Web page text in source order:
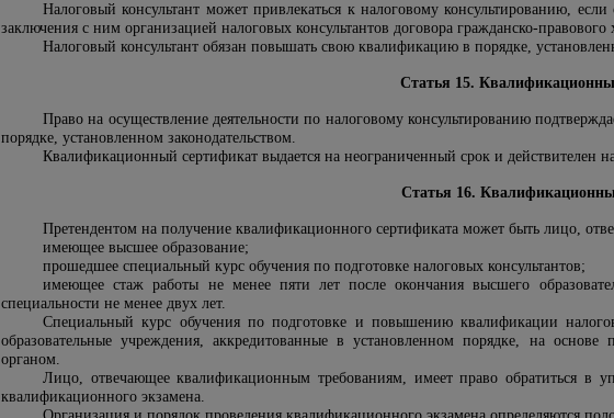
Налоговый консультант может привлекаться к налоговому консультированию,
заключения с ним организацией налоговых консультантов договора гражданско-правового
Налоговый консультант обязан повышать свою квалификацию в порядке,
Статья 15.
Право на осуществление деятельности по налоговому консультированию
порядке, установленном законодательством.
Квалификационный сертификат выдается на неограниченный срок и действителен
Статья 16.
Претендентом на получение квалификационного сертификата может быть лицо,
имеющее высшее образование;
прошедшее специальный курс обучения по подготовке налоговых консультантов;
имеющее стаж работы не менее пяти лет после окончания высшего
специальности не менее двух лет.
Специальный курс обучения по подготовке и повышению квалификации
образовательные учреждения, аккредитованные в установленном порядке, на
органом.
Лицо, отвечающее квалификационным требованиям, имеет право обратиться в
квалификационного экзамена.